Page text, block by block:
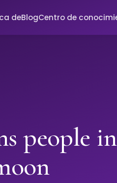
deBlogCentro de
people